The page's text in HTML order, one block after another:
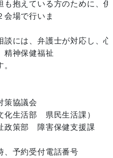
抱えている方のために、併
会場で行いま
には、弁護士が対応し、心
精神保健福祉
協議会
生活部　県民生活課）
策部　障害保健支援課
、予約受付電話番号